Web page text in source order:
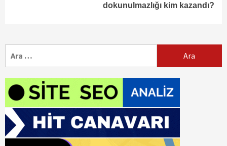
dokunulmazlığı kim kazandı?